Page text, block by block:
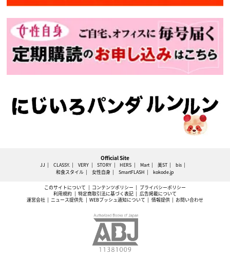
Official Site
JJ CLASSY. VERY STORY HERS Mart 美ST
bis
和食スタイル
女性自身 SmartFLASH kokode.jp
このサイトについて コンテンツポリシー
プライバシーポリシー
利用規約
特定商取引法に基づく表記
広告掲載について
運営会社
ニュース提供先 WEBプッシュ通知について 情報提供 お問い合わせ